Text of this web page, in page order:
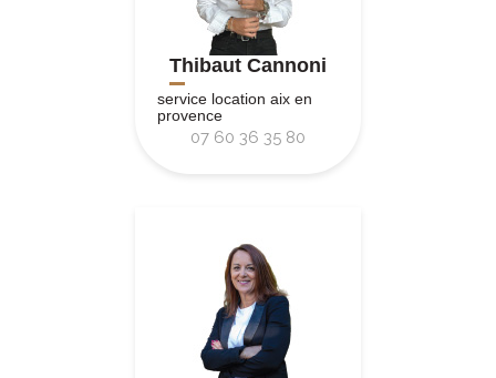
Thibaut Cannoni
service location aix en
provence
07 60 36 35 80